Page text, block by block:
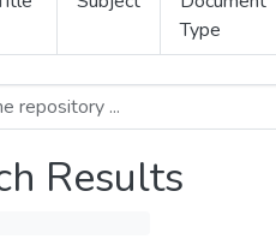
Type
Results